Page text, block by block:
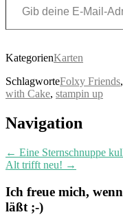
KategorienKarten
SchlagworteFolxy Friends,
with Cake, stampin up
Post
Navigation
← Eine Sternschnuppe
Alt trifft neu! →
Ich freue mich,
läßt ;-)